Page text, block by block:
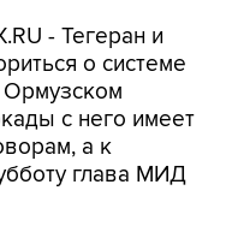
- Тегеран и
о системе
Ормузском
с него имеет
а к
глава МИД